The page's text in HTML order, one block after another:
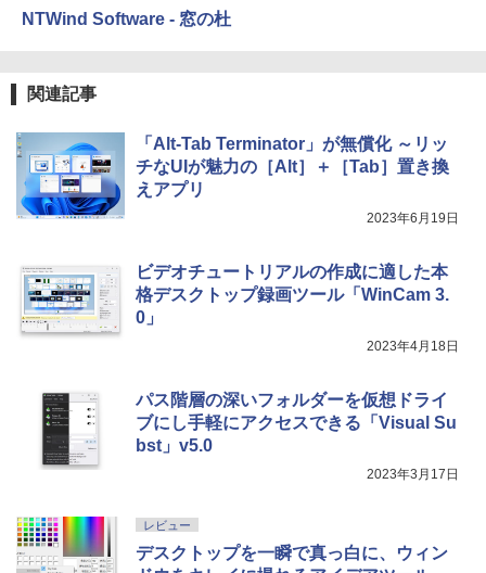
NTWind Software - 窓の杜
関連記事
「Alt-Tab Terminator」が無償化 ～リッ
チなUIが魅力の［Alt］＋［Tab］置き換
えアプリ
2023年6月19日
ビデオチュートリアルの作成に適した本
格デスクトップ録画ツール「WinCam 3.
0」
2023年4月18日
パス階層の深いフォルダーを仮想ドライ
ブにし手軽にアクセスできる「Visual Su
bst」v5.0
2023年3月17日
レビュー
デスクトップを一瞬で真っ白に、ウィン